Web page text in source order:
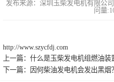
发布来源：深圳玉柴发电机有
问量
http://www.szycfdj.com
上一篇： 什么是玉柴发电机组燃油装
下一篇：
因何柴油发电机会发出黑烟